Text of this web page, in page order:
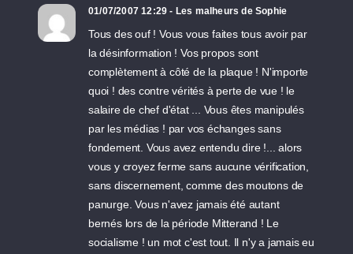
01/07/2007 12:29 - Les malheurs de Sophie
Tous des ouf ! Vous vous faites tous avoir par
la désinformation ! Vos propos sont
complètement à côté de la plaque ! N'importe
quoi ! des contre vérités à perte de vue ! le
salaire de chef d'état ... Vous êtes manipulés
par les médias ! par vos échanges sans
fondement. Vous avez entendu dire !... alors
vous y croyez ferme sans aucune vérification,
sans discernement, comme des moutons de
panurge. Vous n'avez jamais été autant
bernés lors de la période Mitterand ! Le
socialisme ! un mot c'est tout. Il n'y a jamais eu